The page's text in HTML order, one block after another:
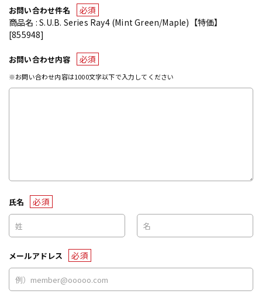
お問い合わせ件名
必須
商品名 : S.U.B. Series Ray4 (Mint Green/Maple)【特価】
[855948]
お問い合わせ内容 必須
※お問い合わせ内容は1000文字以下で入力してください
氏名 必須
メールアドレス 必須